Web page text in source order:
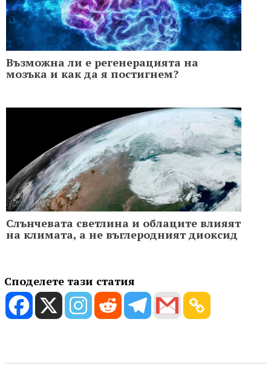
Възможна ли е регенерацията на
мозъка и как да я постигнем?
Слънчевата светлина и облаците влияят
на климата, а не въглеродният диоксид
Споделете тази статия